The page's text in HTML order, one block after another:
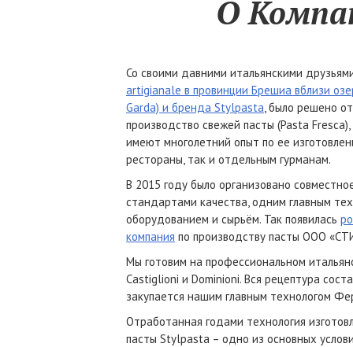
О
Со своими давними итальянскими
artigianale в провинции Брешиа вблизи
Garda) и бренда Stylpasta, было решено
производство свежей пасты (Pasta
имеют многолетний опыт по ее
рестораны, так и отдельным гурманам.
В 2015 году было организовано
стандартами качества, одним главным
оборудованием и сырьём. Так появилась
компания по производству пасты ООО
Мы готовим на профессиональном
Castiglioni и Dominioni. Вся рецептура
закупается нашим главным технологом
Отработанная годами технология
пасты Stylpasta – одно из основных